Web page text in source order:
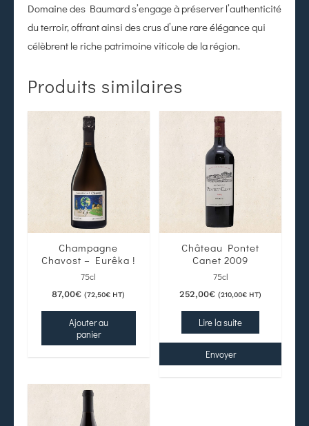
Domaine des Baumard s’engage à préserver l’authenticité
du terroir, offrant ainsi des crus d’une rare élégance qui
célèbrent le riche patrimoine viticole de la région.
Produits similaires
Champagne
Chavost – Eurêka !
75cl
87,00€ (72,50€ HT)
Ajouter au
panier
Château Pontet
Canet 2009
75cl
252,00€ (210,00€ HT)
Lire la suite
Envoyer